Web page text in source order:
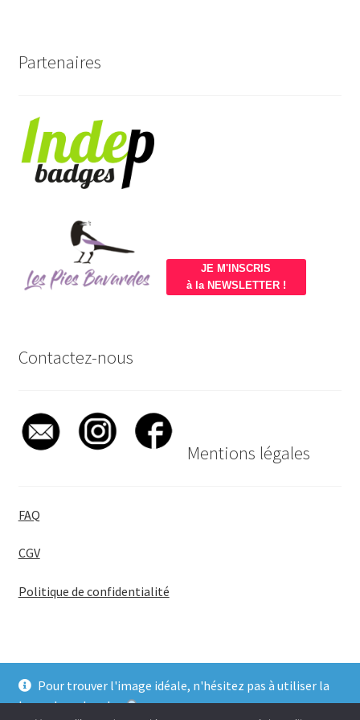
Pour trouver l'image idéale, n'hésitez pas à utiliser la
barre de recherche
Partenaires
JE M'INSCRIS
à la NEWSLETTER !
Contactez-nous
Mentions légales
FAQ
CGV
Politique de confidentialité
© BadgeGirl® 2026